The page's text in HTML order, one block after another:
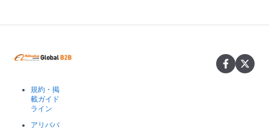
規約・掲
載ガイド
ライン
アリババ